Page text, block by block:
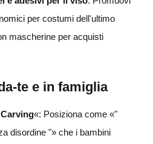
per costumi dell'ultimo
mascherine per acquisti
te e in famiglia
«: Posiziona come «"
disordine "» che i bambini